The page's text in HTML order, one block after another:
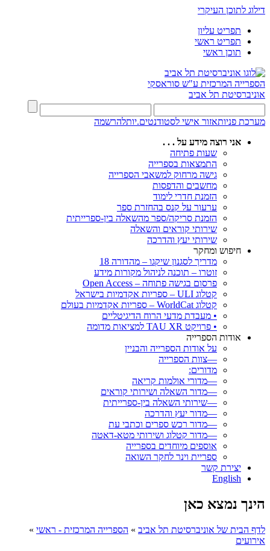
דילוג לתוכן העיקרי
תפריט עליון
תפריט ראשי
תוכן ראשי
הספרייה המרכזית ע"ש סוראסקי
אוניברסיטת תל אביב
מערכת פניותאזור אישי לסטודנטים.יותלהרשמה
אני רוצה מידע על . . .
שעות פתיחה
התמצאות בספרייה
גישה מרחוק למשאבי הספרייה
מחשבים והדפסות
הזמנת חדרי לימוד
ערעור על קנס בהחזרת ספר
הזמנת סריקה/ספר מהשאלה בין-ספרייתית
שירותי קוראים והשאלה
שירותי יעץ והדרכה
חיפוש ומחקר
מדריך לסגנון שיקגו – מהדורה 18
זוטרו – תוכנה לניהול מקורות מידע
פרסום בגישה פתוחה – Open Access
קטלוג ULI – ספריות אקדמיות בישראל
קטלוג WorldCat – ספריות אקדמיות בעולם
• מעבדת מדעי הרוח הדיגיטליים
• פרויקט TAU XR למציאות מדומה
אודות הספרייה
על אודות הספרייה והבניין
—צוות הספרייה
מדורים:
—מדורי אולמות קריאה
—מדור השאלה ושירותי קוראים
—שירותי השאלה בין-ספרייתית
—מדור יעץ והדרכה
—מדור רכש ספרים וכתבי עת
—מדור קטלוג ושירותי מטא-דאטה
אוספים מיוחדים בספרייה
ספריית וינר לחקר השואה
יצירת קשר
English
הינך נמצא כאן
לדף הבית של אוניברסיטת תל אביב » הספרייה המרכזית - ראשי »
אירועים